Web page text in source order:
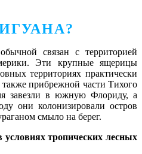
связан с территорией
Эти крупные ящерицы
территориях практически
также прибрежной части Тихого
завезли в южную Флориду, а
они колонизировали остров
смыло на берег.
тропических лесных